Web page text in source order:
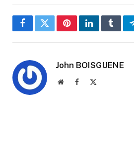
FacebookTwitterPinterestLinkedIn
John BOISGUENE
WebsiteFacebook